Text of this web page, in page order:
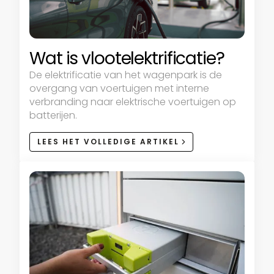
Wat is vlootelektrificatie?
De elektrificatie van het wagenpark is de
overgang van voertuigen met interne
verbranding naar elektrische voertuigen op
batterijen.
LEES HET VOLLEDIGE ARTIKEL